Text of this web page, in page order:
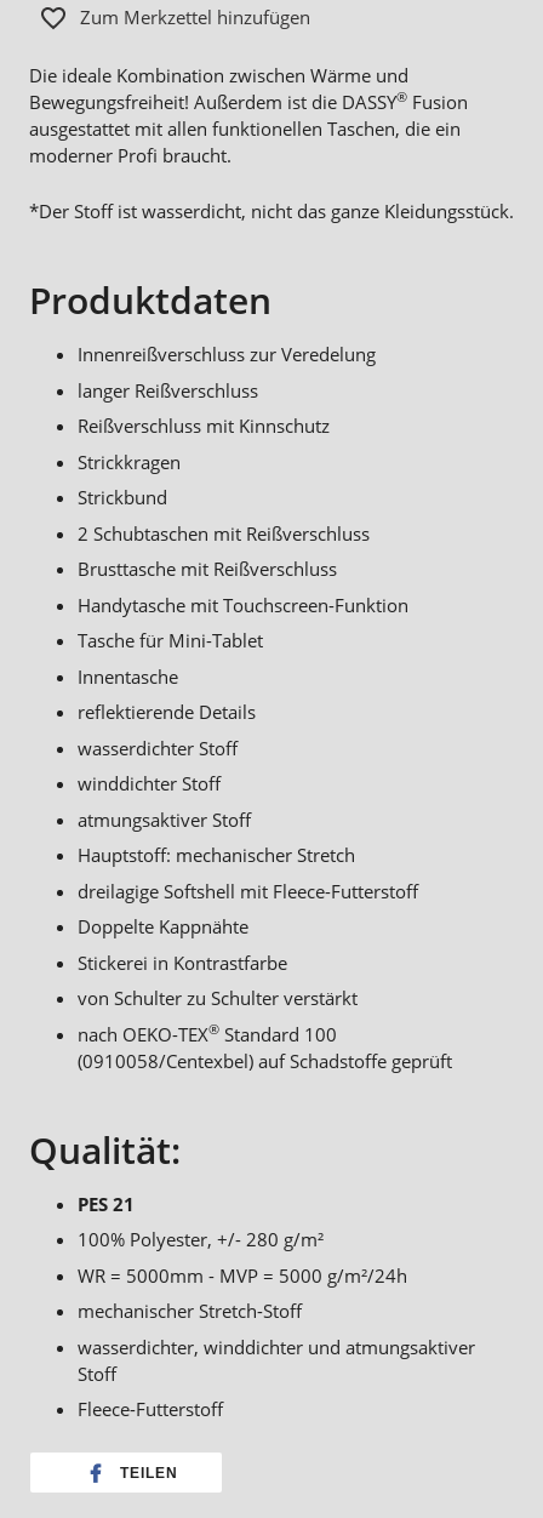
Zum Merkzettel hinzufügen
Die ideale Kombination zwischen Wärme und
Bewegungsfreiheit! Außerdem ist die DASSY® Fusion
ausgestattet mit allen funktionellen Taschen, die ein
moderner Profi braucht.
*Der Stoff ist wasserdicht, nicht das ganze Kleidungsstück.
Produktdaten
Innenreißverschluss zur Veredelung
langer Reißverschluss
Reißverschluss mit Kinnschutz
Strickkragen
Strickbund
2 Schubtaschen mit Reißverschluss
Brusttasche mit Reißverschluss
Handytasche mit Touchscreen-Funktion
Tasche für Mini-Tablet
Innentasche
reflektierende Details
wasserdichter Stoff
winddichter Stoff
atmungsaktiver Stoff
Hauptstoff: mechanischer Stretch
dreilagige Softshell mit Fleece-Futterstoff
Doppelte Kappnähte
Stickerei in Kontrastfarbe
von Schulter zu Schulter verstärkt
nach OEKO-TEX® Standard 100
(0910058/Centexbel) auf Schadstoffe geprüft
Qualität:
PES 21
100% Polyester, +/- 280 g/m²
WR = 5000mm - MVP = 5000 g/m²/24h
mechanischer Stretch-Stoff
wasserdichter, winddichter und atmungsaktiver
Stoff
Fleece-Futterstoff
TEILEN